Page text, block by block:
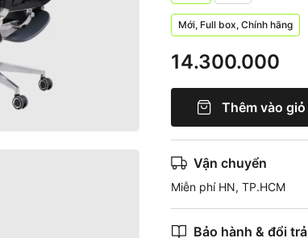
Mới, Full box, Chính hãng
14.300.000
Thêm vào giỏ
Vận chuyển
Miễn phí HN, TP.HCM
Bảo hành & đổi trả